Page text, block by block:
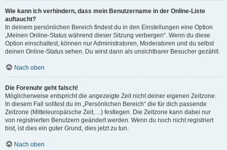
Wie kann ich verhindern, dass mein Benutzername in der Online-Liste
auftaucht?
In deinem persönlichen Bereich findest du in den Einstellungen eine Option
„Meinen Online-Status während dieser Sitzung verbergen“. Wenn du diese
Option einschaltest, können nur Administratoren, Moderatoren und du selbst
deinen Online-Status sehen. Du wirst dann als unsichtbarer Besucher gezählt.
Nach oben
Die Forenuhr geht falsch!
Möglicherweise entspricht die angezeigte Zeit nicht deiner eigenen Zeitzone.
In diesem Fall solltest du im „Persönlichen Bereich“ die für dich passende
Zeitzone (Mitteleuropäische Zeit, ...) festlegen. Die Zeitzone kann dabei nur
von registrierten Benutzern geändert werden. Wenn du noch nicht registriert
bist, ist dies ein guter Grund, dies jetzt zu tun.
Nach oben